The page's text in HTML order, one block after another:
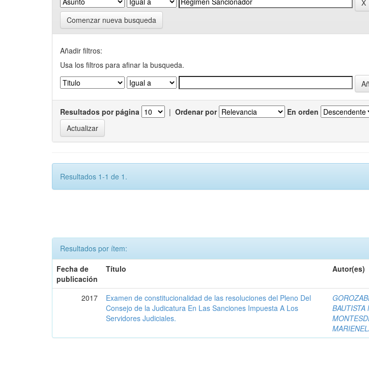
Comenzar nueva busqueda
Añadir filtros:
Usa los filtros para afinar la busqueda.
Resultados por página | Ordenar por En orden
Resultados 1-1 de 1.
Resultados por ítem:
Fecha de
publicación
Título Autor(es)
2017
Examen de constitucionalidad de las resoluciones del Pleno Del
Consejo de la Judicatura En Las Sanciones Impuesta A Los
Servidores Judiciales.
BAUTISTA